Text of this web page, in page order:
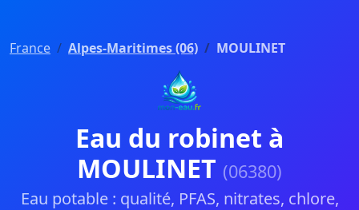
France Alpes-Maritimes (06) MOULINET
Eau du robinet à
MOULINET (06380)
Eau potable : qualité, PFAS, nitrates, chlore,